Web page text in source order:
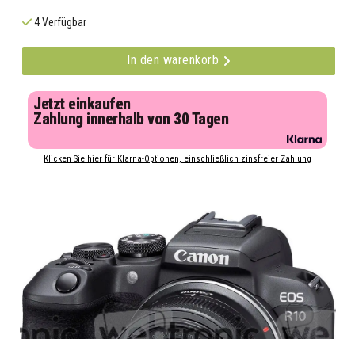
4 Verfügbar
In den warenkorb
Jetzt einkaufen
Zahlung innerhalb von 30 Tagen
Klicken Sie hier für Klarna-Optionen, einschließlich zinsfreier Zahlung